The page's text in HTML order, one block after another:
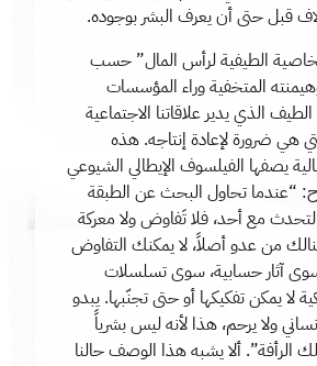
قبل حتى أن يعرف البشر بوجوده.
الطيفية لرأس المال” حسب
المتخفية وراء المؤسسات
الذي يدير علاقاتنا الاجتماعية
هي ضرورة لإعادة إنتاجه. هذه
يصفها الفيلسوف الإيطالي الشيوعي
“عندما تحاول البحث عن الطبقة
التحدث مع أحد، فلا تَفاوض ولا معركة
من عدو أصلاً، لا يمكنك التفاوض
آثار حسابية، سوى تسلسلات
لا يمكن تفكيكها أو حتى تجنّبها. يبدو
ولا يرحم، هذا لأنه ليس بشرياً
الرأفة”. ألا يشبه هذا الوصف حالنا